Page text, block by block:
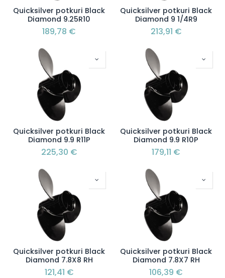
Quicksilver potkuri Black
Diamond 9.25R10
189,78 €
Quicksilver potkuri Black
Diamond 9 1/4R9
213,91 €
Quicksilver potkuri Black
Diamond 9.9 R11P
225,30 €
Quicksilver potkuri Black
Diamond 9.9 R10P
179,11 €
Quicksilver potkuri Black
Diamond 7.8X8 RH
121,41 €
Quicksilver potkuri Black
Diamond 7.8X7 RH
106,39 €